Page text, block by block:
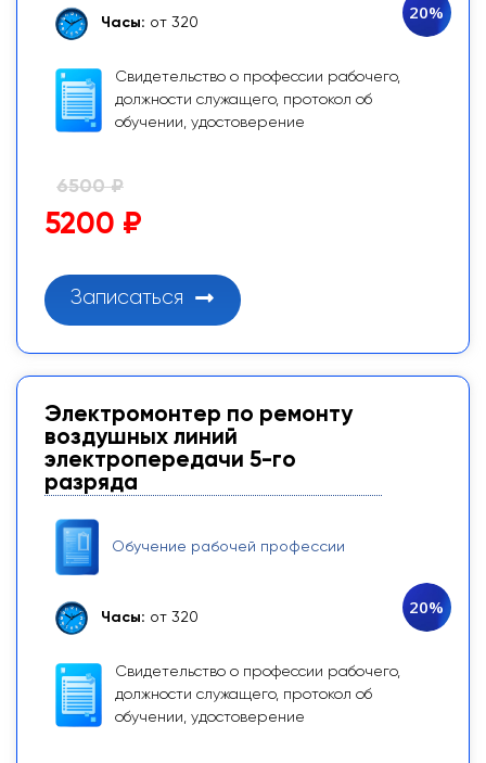
Часы: от 320
Свидетельство о профессии рабочего,
должности служащего, протокол об
обучении, удостоверение
20%
6500 ₽
5200 ₽
Записаться
Электромонтер по ремонту
воздушных линий
электропередачи 5-го
разряда
Обучение рабочей профессии
Часы: от 320
Свидетельство о профессии рабочего,
должности служащего, протокол об
обучении, удостоверение
20%